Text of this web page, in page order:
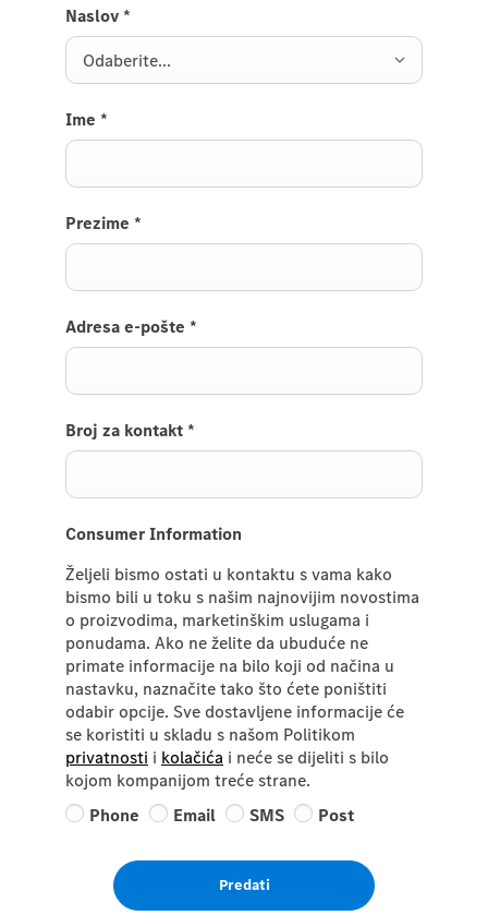
Naslov *
Odaberite...
Ime *
Prezime *
Adresa e-pošte *
Broj za kontakt *
Consumer Information
Željeli bismo ostati u kontaktu s vama kako
bismo bili u toku s našim najnovijim novostima
o proizvodima, marketinškim uslugama i
ponudama. Ako ne želite da ubuduće ne
primate informacije na bilo koji od načina u
nastavku, naznačite tako što ćete poništiti
odabir opcije. Sve dostavljene informacije će
se koristiti u skladu s našom Politikom
privatnosti i kolačića i neće se dijeliti s bilo
kojom kompanijom treće strane.
Phone
Email SMS Post
Predati